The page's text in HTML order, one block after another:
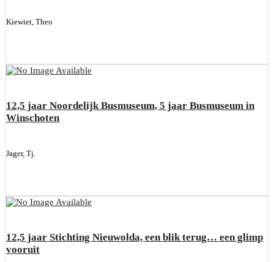
Kiewiet, Theo
12,5 jaar Noordelijk Busmuseum, 5 jaar Busmuseum in
Winschoten
Jager, Tj.
12,5 jaar Stichting Nieuwolda, een blik terug… een glimp
vooruit